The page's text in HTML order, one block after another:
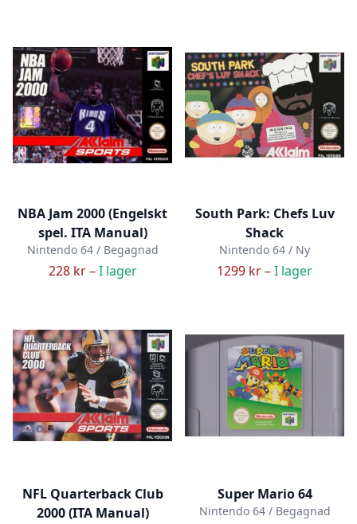
NBA Jam 2000 (Engelskt
spel. ITA Manual)
Nintendo 64 / Begagnad
228 kr –I lager
South Park: Chefs Luv
Shack
Nintendo 64 / Ny
1299 kr –I lager
NFL Quarterback Club
2000 (ITA Manual)
Super Mario 64
Nintendo 64 / Begagnad